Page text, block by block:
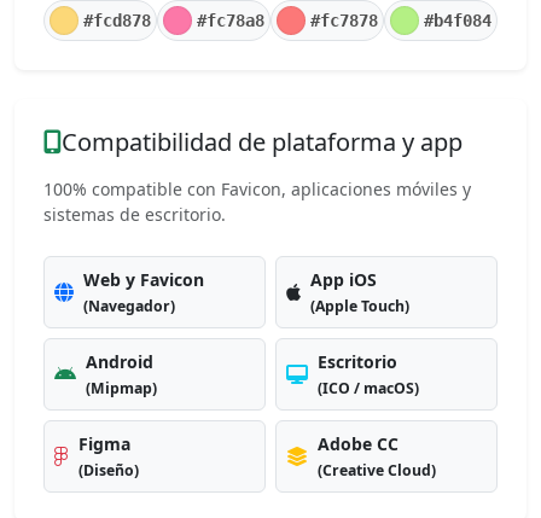
#fcd878 #fc78a8 #fc7878 #b4f084
Compatibilidad de plataforma y app
100% compatible con Favicon, aplicaciones móviles y
sistemas de escritorio.
Web y Favicon
(Navegador)
App iOS
(Apple Touch)
Android
(Mipmap)
Escritorio
(ICO / macOS)
Figma
(Diseño)
Adobe CC
(Creative Cloud)